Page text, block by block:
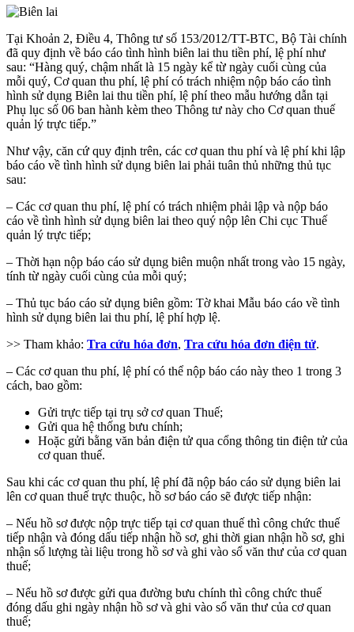
Tại Khoản 2, Điều 4, Thông tư số 153/2012/TT-BTC, Bộ Tài chính
đã quy định về báo cáo tình hình biên lai thu tiền phí, lệ phí như
sau: “Hàng quý, chậm nhất là 15 ngày kể từ ngày cuối cùng của
mỗi quý, Cơ quan thu phí, lệ phí có trách nhiệm nộp báo cáo tình
hình sử dụng Biên lai thu tiền phí, lệ phí theo mẫu hướng dẫn tại
Phụ lục số 06 ban hành kèm theo Thông tư này cho Cơ quan thuế
quản lý trực tiếp.”
Như vậy, căn cứ quy định trên, các cơ quan thu phí và lệ phí khi lập
báo cáo về tình hình sử dụng biên lai phải tuân thủ những thủ tục
sau:
– Các cơ quan thu phí, lệ phí có trách nhiệm phải lập và nộp báo
cáo về tình hình sử dụng biên lai theo quý nộp lên Chi cục Thuế
quản lý trực tiếp;
– Thời hạn nộp báo cáo sử dụng biên muộn nhất trong vào 15 ngày,
tính từ ngày cuối cùng của mỗi quý;
– Thủ tục báo cáo sử dụng biên gồm: Tờ khai Mẫu báo cáo về tình
hình sử dụng biên lai thu phí, lệ phí hợp lệ.
>> Tham khảo: Tra cứu hóa đơn, Tra cứu hóa đơn điện tử.
– Các cơ quan thu phí, lệ phí có thể nộp báo cáo này theo 1 trong 3
cách, bao gồm:
Gửi trực tiếp tại trụ sở cơ quan Thuế;
Gửi qua hệ thống bưu chính;
Hoặc gửi bằng văn bản điện tử qua cổng thông tin điện tử của
cơ quan thuế.
Sau khi các cơ quan thu phí, lệ phí đã nộp báo cáo sử dụng biên lai
lên cơ quan thuế trực thuộc, hồ sơ báo cáo sẽ được tiếp nhận:
– Nếu hồ sơ được nộp trực tiếp tại cơ quan thuế thì công chức thuế
tiếp nhận và đóng dấu tiếp nhận hồ sơ, ghi thời gian nhận hồ sơ, ghi
nhận số lượng tài liệu trong hồ sơ và ghi vào sổ văn thư của cơ quan
thuế;
– Nếu hồ sơ được gửi qua đường bưu chính thì công chức thuế
đóng dấu ghi ngày nhận hồ sơ và ghi vào sổ văn thư của cơ quan
thuế;